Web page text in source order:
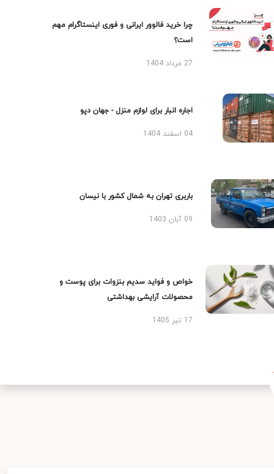
چرا خرید فالوور ایرانی و فوری اینستاگرام مهم
است؟
27 مرداد 1404
اجاره انبار برای لوازم منزل - جهان دپو
04 اسفند 1404
باربری تهران به شمال کشور با نیسان
09 آبان 1403
خواص و فواید سدیم بنزوات برای پوست و
محصولات آرایشی بهداشتی
17 تیر 1405